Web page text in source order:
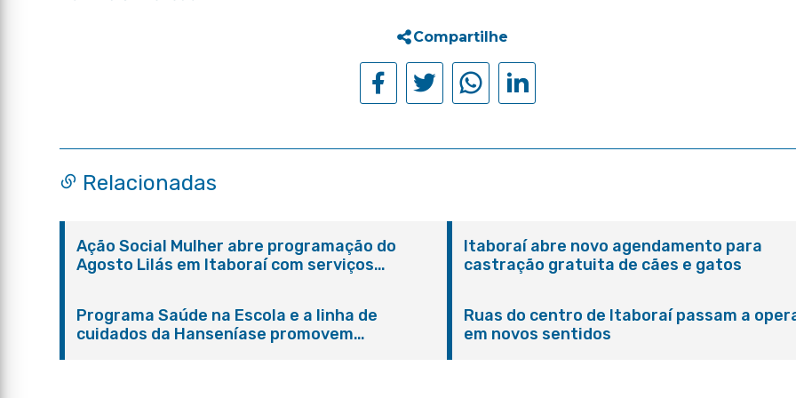
Compartilhe
Relacionadas
Ação Social Mulher abre programação do
Agosto Lilás em Itaboraí com serviços
Itaboraí abre novo agendamento para
castração gratuita de cães e gatos
Programa Saúde na Escola e a linha de
cuidados da Hanseníase promovem
Ruas do centro de Itaboraí passam a
em novos sentidos